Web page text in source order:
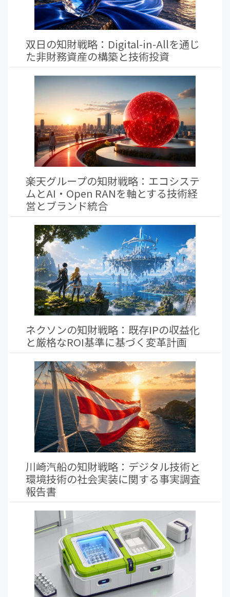
双日の知財戦略：Digital-in-Allを通じ
た非財務資産の構築と技術投資
楽天グループの知財戦略：エコシステ
ムとAI・Open RANを軸とする技術経
営とブランド統合
ネクソンの知財戦略：既存IPの収益化
と厳格なROI基準に基づく変革計画
川崎汽船の知財戦略：デジタル技術と
環境技術の社会実装に関する事実調査
報告書